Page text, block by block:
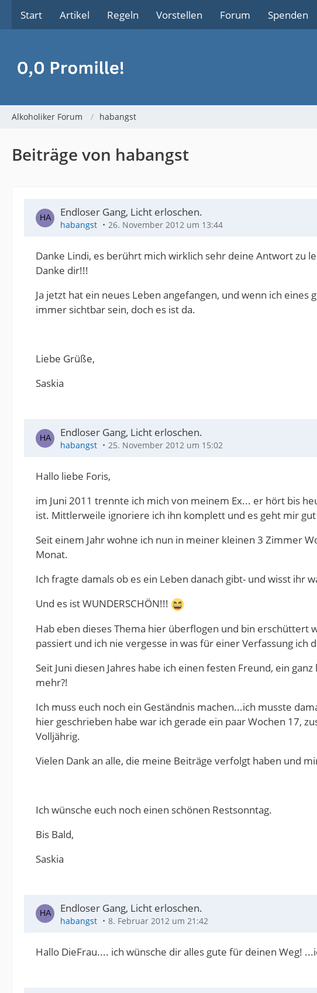
Start Artikel Regeln Vorstellen Forum Spenden
Alkoholiker Forum habangst
Beiträge von habangst
Endloser Gang, Licht erloschen.
habangst 26. November 2012 um 13:44
Danke Lindi, es berührt mich wirklich sehr deine Antwort zu
Danke dir!!!
Ja jetzt hat ein neues Leben angefangen, und wenn ich
immer sichtbar sein, doch es ist da.
Liebe Grüße,
Saskia
Endloser Gang, Licht erloschen.
habangst 25. November 2012 um 15:02
Hallo liebe Foris,
im Juni 2011 trennte ich mich von meinem Ex... er hört bis
ist. Mittlerweile ignoriere ich ihn komplett und es geht mir
Seit einem Jahr wohne ich nun in meiner kleinen 3 Zimmer
Monat.
Ich fragte damals ob es ein Leben danach gibt- und wisst ihr
Und es ist WUNDERSCHÖN!!!
Hab eben dieses Thema hier überflogen und bin erschüttert
passiert und ich nie vergesse in was für einer Verfassung ich
Seit Juni diesen Jahres habe ich einen festen Freund, ein
mehr?!
Ich muss euch noch ein Geständnis machen...ich musste
hier geschrieben habe war ich gerade ein paar Wochen 17,
Volljährig.
Vielen Dank an alle, die meine Beiträge verfolgt haben und
Ich wünsche euch noch einen schönen Restsonntag.
Bis Bald,
Saskia
Endloser Gang, Licht erloschen.
habangst 8. Februar 2012 um 21:42
Hallo DieFrau.... ich wünsche dir alles gute für deinen Weg!